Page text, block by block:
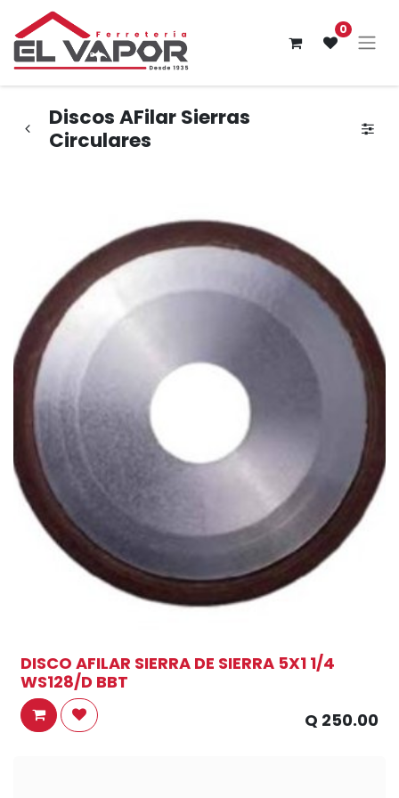
0
Discos AFilar Sierras
Circulares
DISCO AFILAR SIERRA DE SIERRA 5X1 1/4
WS128/D BBT
Q 250.00